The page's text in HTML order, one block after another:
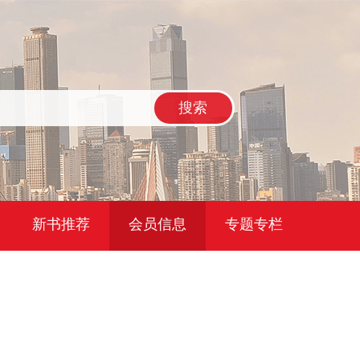
搜索
新书推荐 会员信息 专题专栏